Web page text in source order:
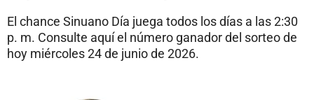
El chance Sinuano Día juega todos los días a las 2:30
p. m. Consulte aquí el número ganador del sorteo de
hoy miércoles 24 de junio de 2026.